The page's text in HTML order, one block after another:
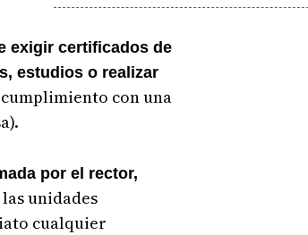
exigir certificados de
estudios o realizar
con una
por el rector,
unidades
cualquier